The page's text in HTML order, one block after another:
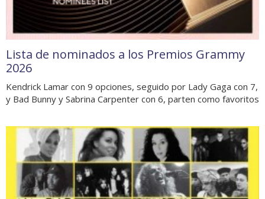
Lista de nominados a los Premios Grammy
2026
Kendrick Lamar con 9 opciones, seguido por Lady Gaga con 7,
y Bad Bunny y Sabrina Carpenter con 6, parten como favoritos